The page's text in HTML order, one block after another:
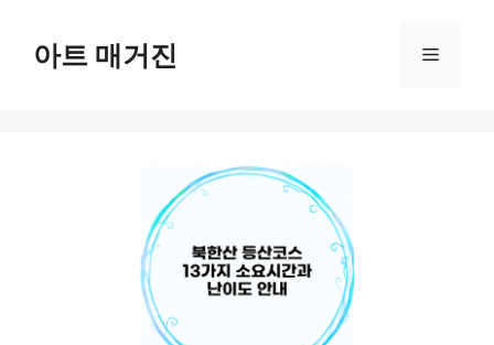
아트 매거진 메